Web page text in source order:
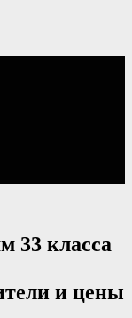
33 класса
и цены